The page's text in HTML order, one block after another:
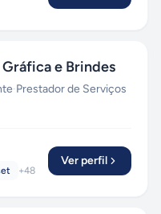
e Brindes
·Prestador de Serviços
+48
Ver perfil